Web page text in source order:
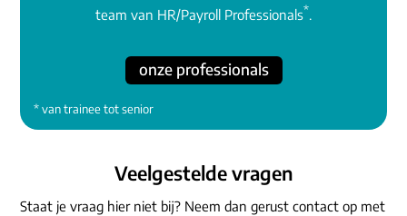
team van HR/Payroll Professionals*.
* van trainee tot senior
onze professionals
Veelgestelde vragen
Staat je vraag hier niet bij? Neem dan gerust contact op met